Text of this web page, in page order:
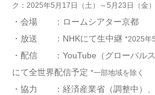
ク：2025年5月17日（土）～5月23日（⾦）
・会場 ：ロームシアター京都
・放送 ：NHKにて生中継 *2025年
・配信 ：YouTube（グローバルス
にて全世界配信予定 *一部地域を除く
・協力 ：経済産業省（調整中）